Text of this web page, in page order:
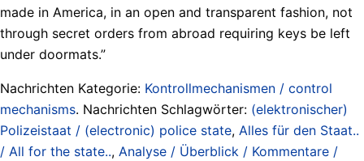
made in America, in an open and transparent fashion, not
through secret orders from abroad requiring keys be left
under doormats.”
Nachrichten Kategorie: Kontrollmechanismen / control
mechanisms. Nachrichten Schlagwörter: (elektronischer)
Polizeistaat / (electronic) police state, Alles für den Staat..
/ All for the state.., Analyse / Überblick / Kommentare /